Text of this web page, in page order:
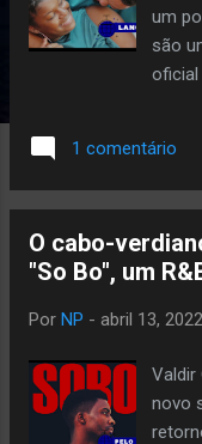
um
são
oficial
cabo-
1 comentário
O cabo-
"So Bo", um
Por NP - abril 13, 2022
Valdir
novo